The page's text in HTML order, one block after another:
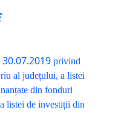
30.07.2019 privind
al județului, a listei
din fonduri
listei de investiții din